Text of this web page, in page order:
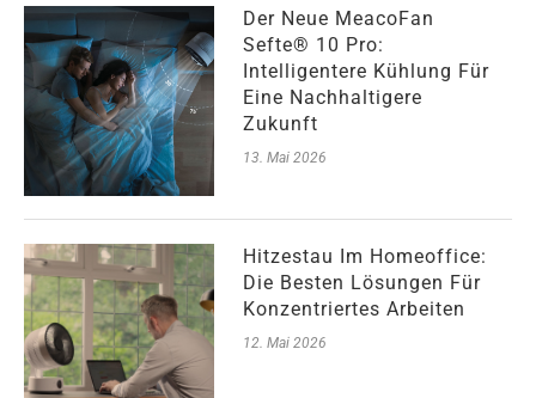
Der Neue MeacoFan
Sefte® 10 Pro:
Intelligentere Kühlung Für
Eine Nachhaltigere
Zukunft
13. Mai 2026
Hitzestau Im Homeoffice:
Die Besten Lösungen Für
Konzentriertes Arbeiten
12. Mai 2026